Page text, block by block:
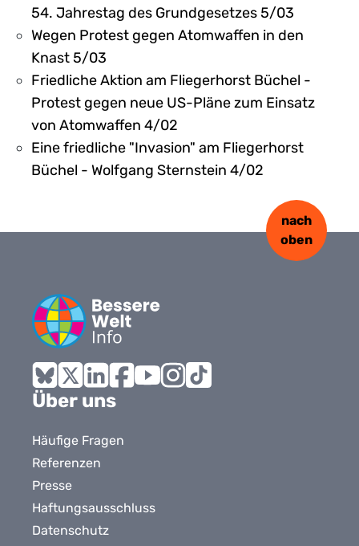
54. Jahrestag des Grundgesetzes 5/03
Wegen Protest gegen Atomwaffen in den
Knast 5/03
Friedliche Aktion am Fliegerhorst Büchel -
Protest gegen neue US-Pläne zum Einsatz
von Atomwaffen 4/02
Eine friedliche "Invasion" am Fliegerhorst
Büchel - Wolfgang Sternstein 4/02
Bluesky
X LinkedInFacebook
nach
oben
Über uns
Häufige Fragen
Referenzen
Presse
Haftungsausschluss
Datenschutz